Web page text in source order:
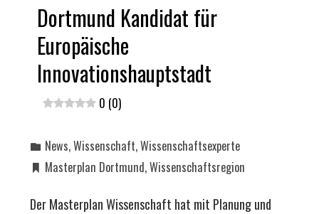
Dortmund Kandidat für
Europäische
Innovationshauptstadt
0 (0)
News,Wissenschaft,Wissenschaftsexperte
Masterplan Dortmund,Wissenschaftsregion
Der Masterplan Wissenschaft hat mit Planung und